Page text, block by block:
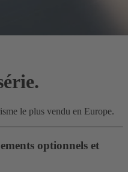
le plus vendu en Europe.
optionnels et